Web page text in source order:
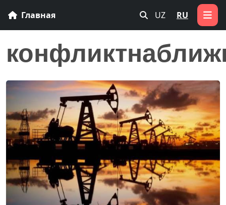
Главная UZ RU